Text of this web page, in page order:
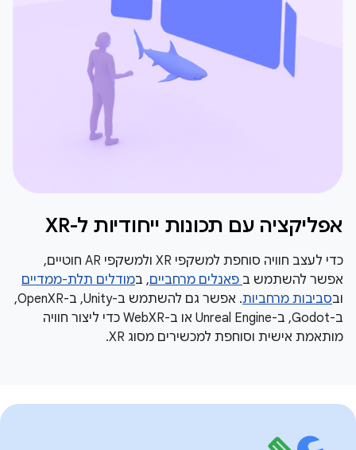
אפליקציה עם תכונות ייחודיות ל-XR
כדי לעצב חוויה סוחפת למשקפי XR ולמשקפי AR חוטיים,
אפשר להשתמש ב פאנלים מרחביים, במודלים תלת-ממדיים
ובסביבות מרחביות
. אפשר גם להשתמש ב-Unity, ב-OpenXR,
ב-Godot, ב-Unreal Engine או ב-WebXR כדי ליצור חוויה
מותאמת אישית וסוחפת למכשירים מסוג XR.